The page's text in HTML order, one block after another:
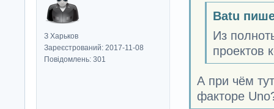
З Харьков
Зареєстрований: 2017-11-08
Повідомлень: 301
Batu
Из
проектов
А при чём
факторе